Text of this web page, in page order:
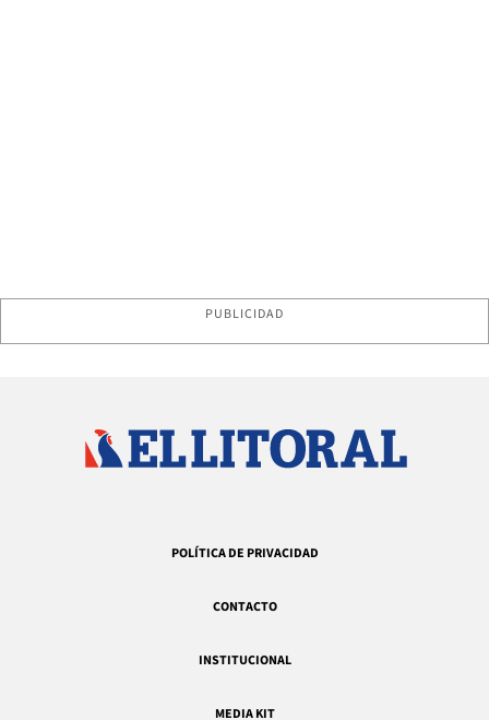
PUBLICIDAD
POLÍTICA DE PRIVACIDAD
CONTACTO
INSTITUCIONAL
MEDIA KIT